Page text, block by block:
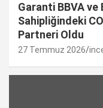
Garanti BBVA ve
Sahipliğindeki
Partneri Oldu
27 Temmuz 2026